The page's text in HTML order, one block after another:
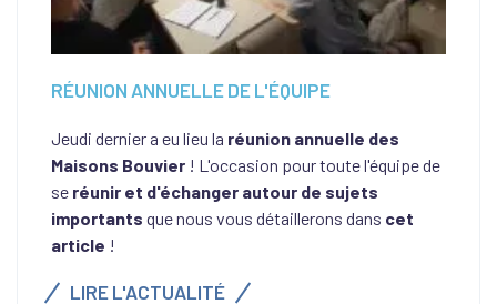
RÉUNION ANNUELLE DE L'ÉQUIPE
Jeudi dernier a eu lieu la réunion annuelle des
Maisons Bouvier ! L'occasion pour toute l'équipe de
se réunir et d'échanger autour de sujets
importants que nous vous détaillerons dans cet
article !
LIRE L'ACTUALITÉ